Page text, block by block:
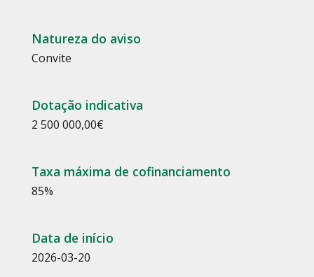
Natureza do aviso
Convite
Dotação indicativa
2 500 000,00€
Taxa máxima de cofinanciamento
85%
Data de início
2026-03-20